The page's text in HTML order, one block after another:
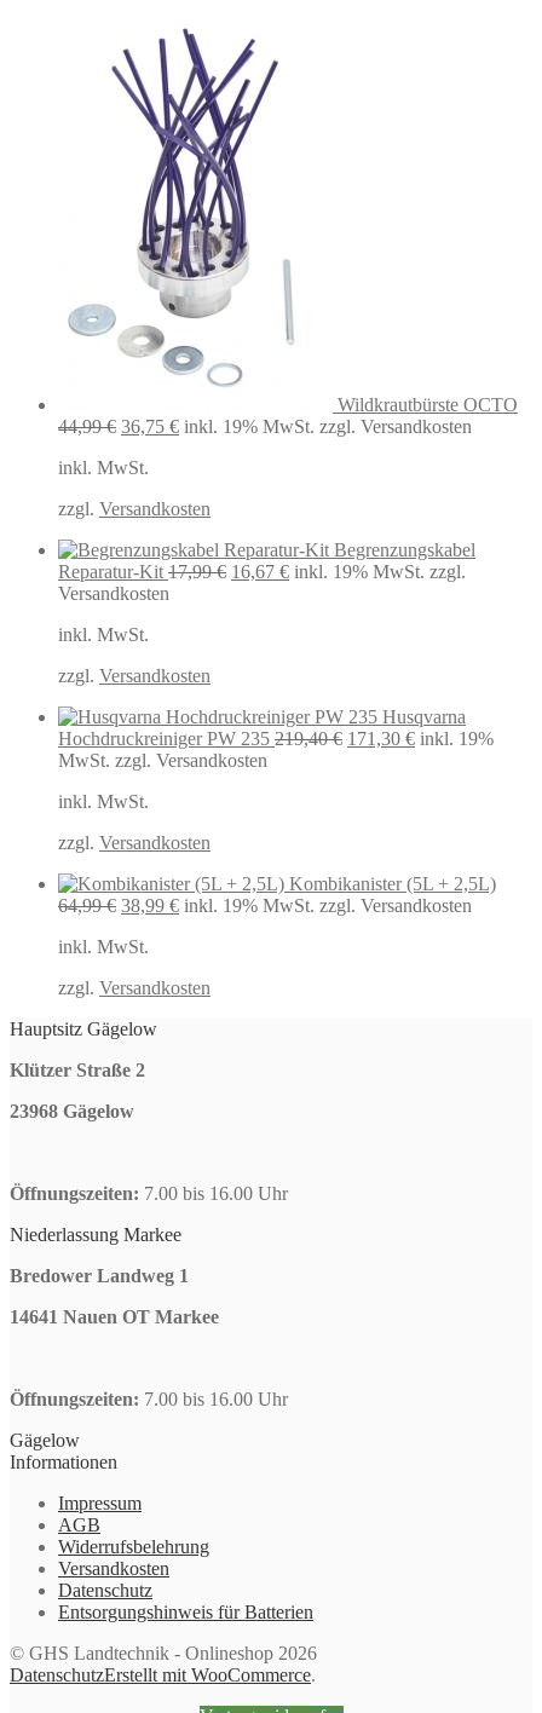
Wildkrautbürste OCTO
44,99€ Ursprünglicher
war:
36,75 €Aktueller
inkl. 19% MwSt. zzgl. Versandkosten
inkl. MwSt.
zzgl. Versandkosten
Begrenzungskabel
Reparatur-Kit 17,99€ Ursprünglicher
16,67 €Aktueller
inkl. 19% MwSt. zzgl.
Versandkosten
inkl. MwSt.
zzgl. Versandkosten
Husqvarna
Hochdruckreiniger PW 235 219,40€ Ursprünglicher
171,30 €Aktueller
inkl. 19%
MwSt. zzgl. Versandkosten
inkl. MwSt.
zzgl. Versandkosten
Kombikanister (5L + 2,5L)
64,99€ Ursprünglicher
war:
38,99 €Aktueller
inkl. 19% MwSt. zzgl. Versandkosten
inkl. MwSt.
zzgl. Versandkosten
Hauptsitz Gägelow
Klützer Straße 2
23968 Gägelow
Öffnungszeiten: 7.00 bis 16.00 Uhr
Niederlassung Markee
Bredower Landweg 1
14641 Nauen OT Markee
Öffnungszeiten: 7.00 bis 16.00 Uhr
Gägelow
Informationen
Impressum
AGB
Widerrufsbelehrung
Versandkosten
Datenschutz
Entsorgungshinweis für Batterien
© GHS Landtechnik - Onlineshop 2026
DatenschutzErstellt mit WooCommerce.